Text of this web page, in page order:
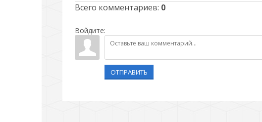
Всего комментариев: 0
Войдите:
ОТПРАВИТЬ